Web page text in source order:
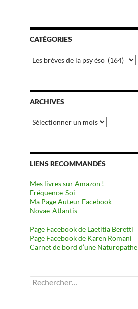
CATÉGORIES
Catégories
ARCHIVES
Archives
LIENS RECOMMANDÉS
Mes livres sur Amazon !
Fréquence-Soi
Ma Page Auteur Facebook
Novae-Atlantis
Page Facebook de Laetitia Beretti
Page Facebook de Karen Romani
Carnet de bord d’une Naturopathe
Rechercher :